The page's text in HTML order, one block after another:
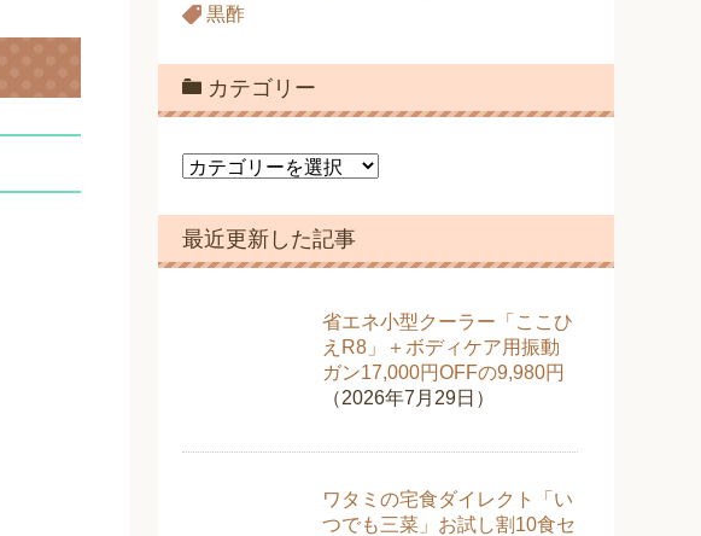
黒酢
カテゴリー
カ
ゴ
リ
ー
最近更新した記事
省エネ小型クーラー「ここひ
えR8」＋ボディケア用振動
ガン17,000円OFFの9,980円
（2026年7月29日）
ワタミの宅食ダイレクト「い
つでも三菜」お試し割10食セ